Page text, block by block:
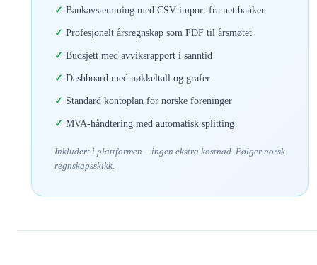
Bankavstemming med CSV-import fra nettbanken
Profesjonelt årsregnskap som PDF til årsmøtet
Budsjett med avviksrapport i sanntid
Dashboard med nøkkeltall og grafer
Standard kontoplan for norske foreninger
MVA-håndtering med automatisk splitting
Inkludert i plattformen – ingen ekstra kostnad. Følger norsk
regnskapsskikk.